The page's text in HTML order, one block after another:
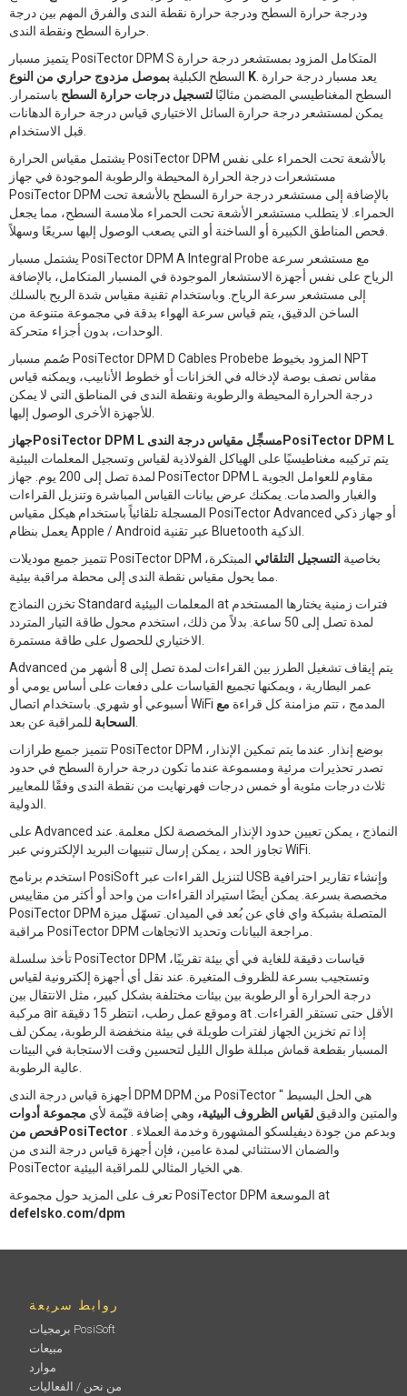
ودرجة حرارة السطح ودرجة حرارة نقطة الندى والفرق المهم بين درجة
يتميز مسبار PosiTector DPM S المتكامل المزود بمستشعر درجة حرارة
السطح الكبلية بموصل مزدوج حراري من النوع K
السطح المغناطيسي المضمن مثاليًا لتسجيل درجات حرارة السطح باستمرار.
يمكن لمستشعر درجة حرارة السائل الاختياري قياس درجة حرارة الدهانات
يشتمل مقياس الحرارة PosiTector DPM بالأشعة تحت الحمراء على نفس
مستشعرات درجة الحرارة المحيطة والرطوبة الموجودة في جهاز
PosiTector DPM بالإضافة إلى مستشعر درجة حرارة السطح بالأشعة تحت
الحمراء. لا يتطلب مستشعر الأشعة تحت الحمراء ملامسة السطح، مما يجعل
يشتمل مسبار PosiTector DPM A Integral Probe مع مستشعر سرعة
الرياح على نفس أجهزة الاستشعار الموجودة في المسبار المتكامل، بالإضافة
إلى مستشعر سرعة الرياح. وباستخدام تقنية مقياس شدة الريح بالسلك
الساخن الدقيق، يتم قياس سرعة الهواء بدقة في مجموعة متنوعة من
صُمم مسبار PosiTector DPM D Cables Probebe المزود بخيوط NPT
مقاس نصف بوصة لإدخاله في الخزانات أو خطوط الأنابيب، ويمكنه قياس
درجة الحرارة المحيطة والرطوبة ونقطة الندى في المناطق التي لا يمكن
جهازPosiTector DPM L مسجِّل مقياس درجة الندىPosiTector DPM L
يتم تركيبه مغناطيسيًا على الهياكل الفولاذية لقياس وتسجيل المعلمات البيئية
لمدة تصل إلى 200 يوم. جهاز PosiTector DPM L مقاوم للعوامل الجوية
والغبار والصدمات. يمكنك عرض بيانات القياس المباشرة وتنزيل القراءات
المسجلة تلقائياً باستخدام هيكل مقياس PosiTector Advanced أو جهاز ذكي
تتميز جميع موديلات PosiTector DPM بخاصية التسجيل التلقائي المبتكرة،
تخزن النماذج Standard المعلمات البيئية at فترات زمنية يختارها المستخدم
لمدة تصل إلى 50 ساعة. بدلاً من ذلك، استخدم محول طاقة التيار المتردد
Advanced يتم إيقاف تشغيل الطرز بين القراءات لمدة تصل إلى 8 أشهر من
عمر البطارية ، ويمكنها تجميع القياسات على دفعات على أساس يومي أو
أسبوعي أو شهري. باستخدام اتصال WiFi المدمج ، تتم مزامنة كل قراءة مع
السحابة
تتميز جميع طرازات PosiTector DPM بوضع إنذار. عندما يتم تمكين الإنذار،
تصدر تحذيرات مرئية ومسموعة عندما تكون درجة حرارة السطح في حدود
ثلاث درجات مئوية أو خمس درجات فهرنهايت من نقطة الندى وفقًا للمعايير
على Advanced النماذج ، يمكن تعيين حدود الإنذار المخصصة لكل معلمة. عند
تجاوز الحد ، يمكن إرسال تنبيهات البريد الإلكتروني عبر WiFi.
استخدم برنامج PosiSoft لتنزيل القراءات عبر USB وإنشاء تقارير احترافية
مخصصة بسرعة. يمكن أيضًا استيراد القراءات من واحد أو أكثر من مقاييس
PosiTector DPM المتصلة بشبكة واي فاي عن بُعد في الميدان. تسهّل ميزة
تأخذ سلسلة PosiTector DPM قياسات دقيقة للغاية في أي بيئة تقريبًا،
وتستجيب بسرعة للظروف المتغيرة. عند نقل أي أجهزة إلكترونية لقياس
درجة الحرارة أو الرطوبة بين بيئات مختلفة بشكل كبير، مثل الانتقال بين
مركبة air وموقع عمل رطب، انتظر 15 دقيقة at الأقل حتى تستقر القراءات.
إذا تم تخزين الجهاز لفترات طويلة في بيئة منخفضة الرطوبة، يمكن لف
المسبار بقطعة قماش مبللة طوال الليل لتحسين وقت الاستجابة في البيئات
أجهزة قياس درجة الندى DPM DPM من PosiTector " هي الحل البسيط
والمتين والدقيق لقياس الظروف البيئية، وهي إضافة قيّمة لأي مجموعة أدوات
فحص منPosiTector
والضمان الاستثنائي لمدة عامين، فإن أجهزة قياس درجة الندى من
تعرف على المزيد حول مجموعة PosiTector DPM الموسعة at
defelsko.com/dpm
روابط سريعة
برمجيات PosiSoft
مبيعات
موارد
من نحن / الفعاليات